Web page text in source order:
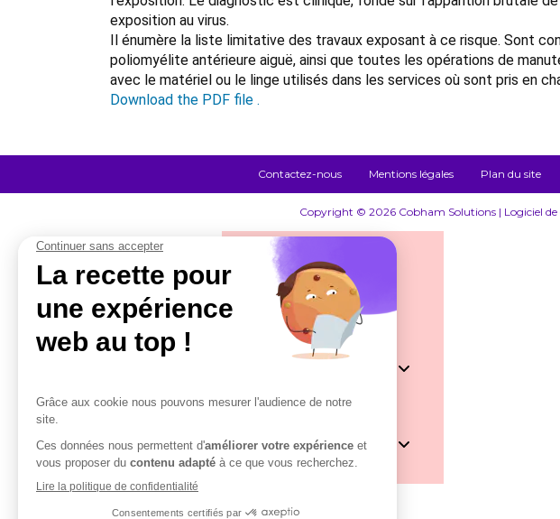
exposition au virus.
Il énumère la liste limitative des travaux exposant à ce risque. Sont
poliomyélite antérieure aiguë, ainsi que toutes les opérations de
avec le matériel ou le linge utilisés dans les services où sont pris en
Download the PDF file .
Contactez-nous Mentions légales Plan du site
Copyright © 2026 Cobham Solutions | Logiciel de
Qui sommes-nous ?
Notre démarche
Lecteur DSN by Cobham
Paie by Cobham
RH by Cobham
Actualités
Se connecter
Rupture by Cobham
Lecteur DSN by Cobham